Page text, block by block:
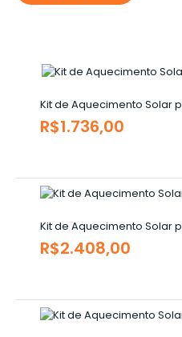
Kit de Aquecimento Solar
R$1.736,00
Kit de Aquecimento Solar
R$2.408,00